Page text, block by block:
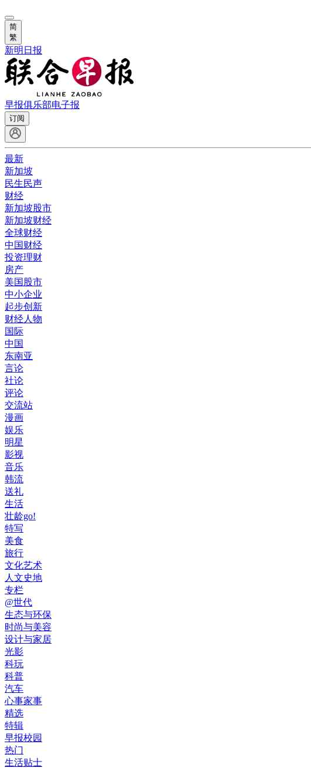
简
繁
新明日报
早报俱乐部电子报
订阅
最新
新加坡
民生民声
财经
新加坡股市
新加坡财经
全球财经
中国财经
投资理财
房产
美国股市
中小企业
起步创新
财经人物
国际
中国
东南亚
言论
社论
评论
交流站
漫画
娱乐
明星
影视
音乐
韩流
送礼
生活
壮龄go!
特写
美食
旅行
文化艺术
人文史地
专栏
@世代
生态与环保
时尚与美容
设计与家居
光影
科玩
科普
汽车
心事家事
精选
特辑
早报校园
热门
生活贴士